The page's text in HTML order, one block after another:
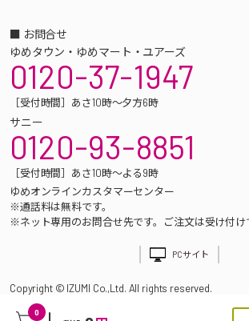
0
■ お問合せ
ゆめタウン・ゆめマート・ユアーズ
0120-37-1947
［受付時間］あさ10時～夕方6時
サニー
0120-93-8851
［受付時間］あさ10時～よる9時
ゆめオンラインカスタマーセンター
※通話料は無料です。
※ネット専用のお問合せ先です。ご注文は受け付け
PCサイト
Copyright © IZUMI Co.,Ltd. All rights reserved.